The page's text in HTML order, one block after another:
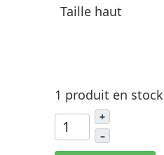
Taille haut
1 produit en stock
+
–